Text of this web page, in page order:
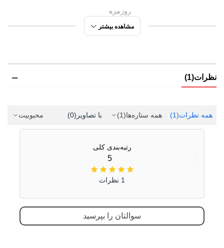
روزمره
شهری
پیاده روی
جنس رویه
چرم جیر
پارچه
طبی
ای وی ای (EVA)
لاستیک هامتو
انعطاف پذیر
مشاهده بیشتر
نظرات(1)
همه نظرات(1) همه ستاره‌ها(1) با تصاویر (0) محبوبیت
رتبه‌بندی کلی
5
1 نظرات
سوالتان را بپرسید